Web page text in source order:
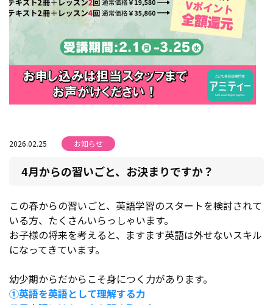
2026.02.25 お知らせ
4月からの習いごと、お決まりですか？
この春からの習いごと、英語学習のスタートを検討されて
いる方、たくさんいらっしゃいます。
お子様の将来を考えると、ますます英語は外せないスキル
になってきています。
幼少期からだからこそ身につく力があります。
①英語を英語として理解する力